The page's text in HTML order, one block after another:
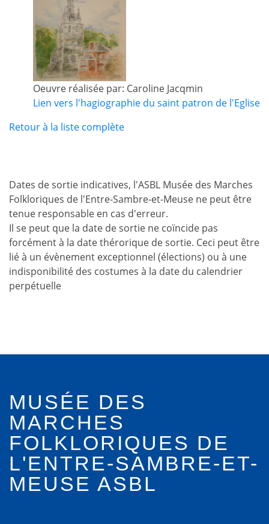
Oeuvre réalisée par: Caroline Jacqmin
Lien vers l'hagiographie du saint patron de l'Eglise
Retour à la liste complète
Dates de sortie indicatives, l'ASBL Musée des Marches
Folkloriques de l'Entre-Sambre-et-Meuse ne peut être
tenue responsable en cas d'erreur.
Il se peut que la date de sortie ne coïncide pas
forcément à la date thérorique de sortie. Ceci peut être
lié à un évènement exceptionnel (élections) ou à une
indisponibilité des costumes à la date du calendrier
perpétuelle
MUSÉE DES
MARCHES
FOLKLORIQUES DE
L'ENTRE-SAMBRE-ET-
MEUSE ASBL